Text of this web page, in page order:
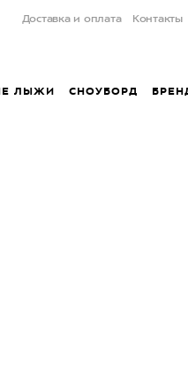
Доставка и оплата Контакты
ЛЫЖИ СНОУБОРД